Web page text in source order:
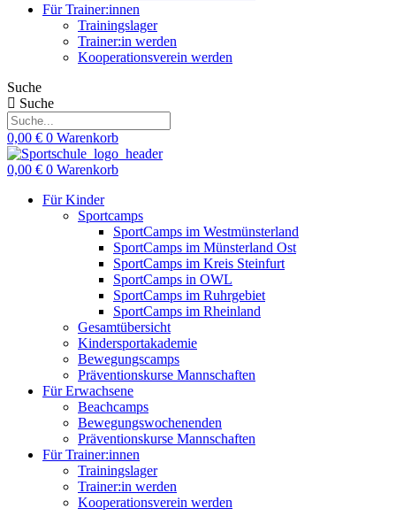
Für Trainer:innen
Trainingslager
Trainer:in werden
Kooperationsverein werden
Suche
Suche
0,00 € 0 Warenkorb
0,00 € 0 Warenkorb
Für Kinder
Sportcamps
SportCamps im Westmünsterland
SportCamps im Münsterland Ost
SportCamps im Kreis Steinfurt
SportCamps in OWL
SportCamps im Ruhrgebiet
SportCamps im Rheinland
Gesamtübersicht
Kindersportakademie
Bewegungscamps
Präventionskurse Mannschaften
Für Erwachsene
Beachcamps
Bewegungswochenenden
Präventionskurse Mannschaften
Für Trainer:innen
Trainingslager
Trainer:in werden
Kooperationsverein werden